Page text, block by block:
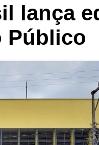
lança
Público